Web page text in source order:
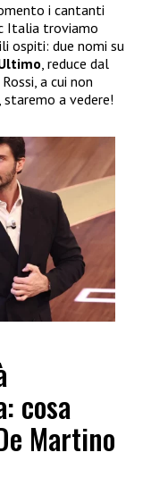
i cantanti
Italia troviamo
ospiti: due nomi su
, reduce dal
a cui non
a vedere!
cosa
Martino